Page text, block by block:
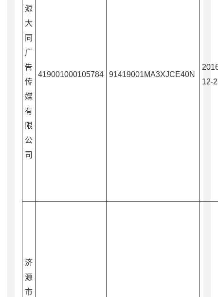
源
大
同
广
告
传
媒
有
限
公
司
419001000105784 91419001MA3XJCE40N
12-
济
源
市